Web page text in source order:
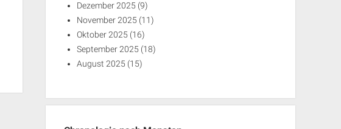
Dezember 2025 (9)
November 2025 (11)
Oktober 2025 (16)
September 2025 (18)
August 2025 (15)